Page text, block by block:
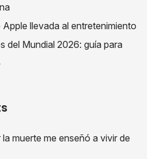
llevada al entretenimiento
del Mundial 2026: guía para
muerte me enseñó a vivir de